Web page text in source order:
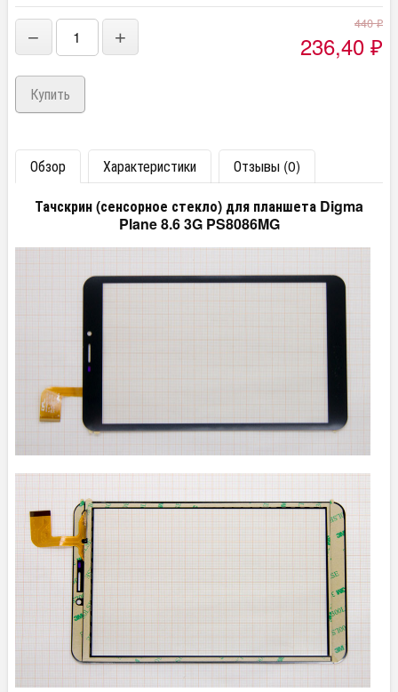
− +
440₽
236,40 ₽
Обзор Характеристики
Отзывы (0)
Тачскрин (сенсорное стекло) для планшета Digma
Plane 8.6 3G PS8086MG